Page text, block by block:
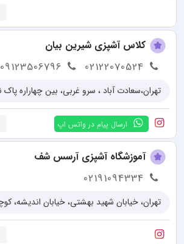
کلاس آشپزی شیرین بیان
02122070524
09123506796
ارسال پیام در واتس اپ
آموزشگاه آشپزی آرسس شف
02191094334